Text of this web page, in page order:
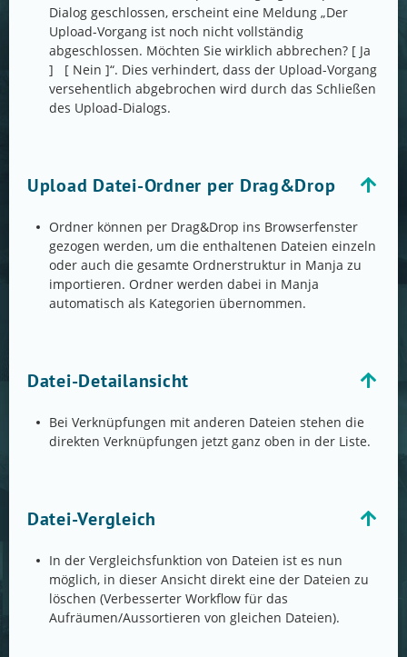
Dialog geschlossen, erscheint eine Meldung „Der
Upload-Vorgang ist noch nicht vollständig
abgeschlossen. Möchten Sie wirklich abbrechen? [ Ja
] [ Nein ]“. Dies verhindert, dass der Upload-Vorgang
versehentlich abgebrochen wird durch das Schließen
des Upload-Dialogs.
Upload Datei-Ordner per Drag&Drop
Ordner können per Drag&Drop ins Browserfenster
gezogen werden, um die enthaltenen Dateien einzeln
oder auch die gesamte Ordnerstruktur in Manja zu
importieren. Ordner werden dabei in Manja
automatisch als Kategorien übernommen.
Datei-Detailansicht
Bei Verknüpfungen mit anderen Dateien stehen die
direkten Verknüpfungen jetzt ganz oben in der Liste.
Datei-Vergleich
In der Vergleichsfunktion von Dateien ist es nun
möglich, in dieser Ansicht direkt eine der Dateien zu
löschen (Verbesserter Workflow für das
Aufräumen/Aussortieren von gleichen Dateien).